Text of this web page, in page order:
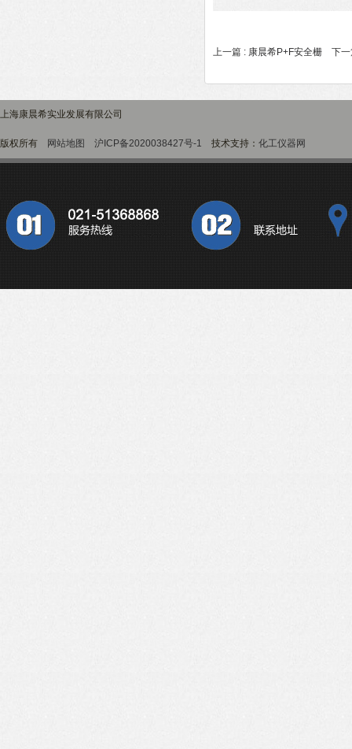
上一篇 : 康晨希P+F安全栅 下
上海康晨希实业发展有限公司
版权所有 网站地图 沪ICP备2020038427号-1 技术支持： 化工仪器网